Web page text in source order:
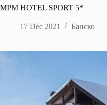
MPM HOTEL SPORT 5*
17 Dec 2021 Банско